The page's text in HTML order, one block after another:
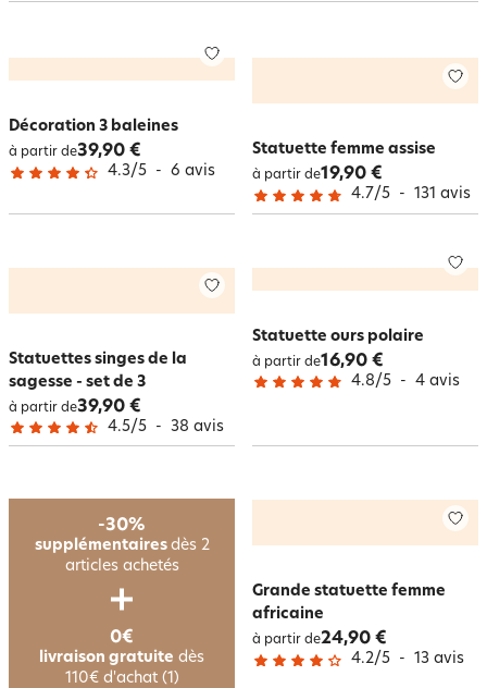
n’a pas fini de vous séduire pour accessoiriser votre
! Faites de votre intérieur un lieu où chaque détail
compte, avec nos statuettes qui ajoutent une touche artistique à votre
Décoration 3 baleines
à partir de39,90 €
4.3/5 - 6 avis
Statuette femme assise
à partir de19,90 €
4.7/5 - 131 avis
Statuettes singes de la
sagesse - set de 3
à partir de39,90 €
4.5/5 - 38 avis
Statuette ours polaire
à partir de16,90 €
4.8/5 - 4 avis
Grande statuette femme
africaine
à partir de24,90 €
4.2/5 - 13 avis
-30%
supplémentaires dès 2
articles achetés
0€
livraison gratuite dès
110€ d'achat (1)